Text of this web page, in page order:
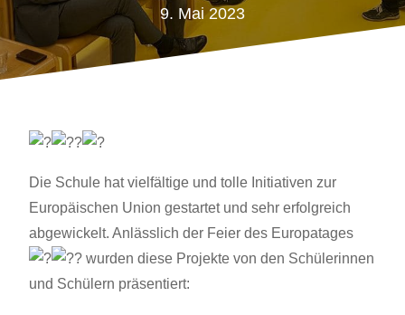
9. Mai 2023
Die Schule hat vielfältige und tolle Initiativen zur
Europäischen Union gestartet und sehr erfolgreich
abgewickelt. Anlässlich der Feier des Europatages
wurden diese Projekte von den Schülerinnen
und Schülern präsentiert: